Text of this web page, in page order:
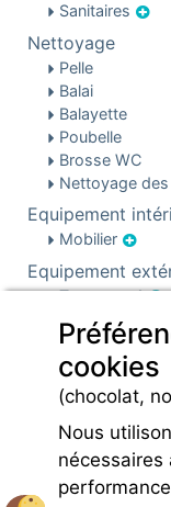
Sanitaires
Nettoyage
Pelle
Balai
Balayette
Poubelle
Brosse WC
Nettoyage
Equipement
Mobilier
Equipement
Terrasse : 1
Sécurité &
Parking
Infos pré et
Caution
cookies
(chocolat,
Nous